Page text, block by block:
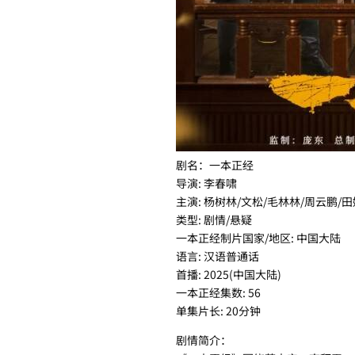
剧名：一本正经
导演: 李春啸
主演: 杨树林/文松/毛林林/周云鹏/
类型: 剧情/悬疑
一本正经制片国家/地区: 中国大陆
语言: 汉语普通话
首播: 2025(中国大陆)
一本正经集数: 56
单集片长: 20分钟
剧情简介：